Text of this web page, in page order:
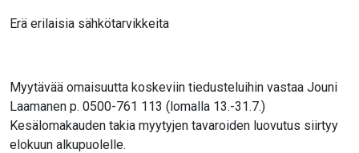
Erä erilaisia sähkötarvikkeita
Myytävää omaisuutta koskeviin tiedusteluihin vastaa Jouni
Laamanen p. 0500-761 113 (lomalla 13.-31.7.)
Kesälomakauden takia myytyjen tavaroiden luovutus siirtyy
elokuun alkupuolelle.